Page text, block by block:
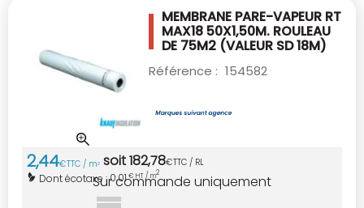
MEMBRANE PARE-VAPEUR RT
MAX18 50X1,50M. ROULEAU
DE 75M2 (VALEUR SD 18M)
Référence : 154582
2,44€TTC / m2 soit182,78€TTC / RL
Dont écotaxe :0,01€ HT / m2
Sur commande uniquement